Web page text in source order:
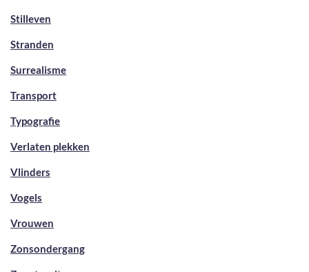
Stilleven
Stranden
Surrealisme
Transport
Typografie
Verlaten plekken
Vlinders
Vogels
Vrouwen
Zonsondergang